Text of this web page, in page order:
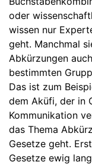
oder
wissen nur
geht. Manchmal
Abkürzungen
bestimmten
Das ist zum
dem Aküfi, der in
Kommunikation
das Thema
Gesetze geht.
Gesetze ewig